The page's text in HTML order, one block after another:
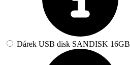
Dárek USB disk SANDISK 16GB